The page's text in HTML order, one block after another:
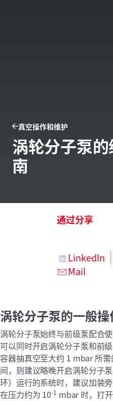
真空操作和维护
涡轮分子泵
南
通过分享
LinkedIn
Mail
涡轮分子泵的一般
涡轮分子泵始终与前级泵配合
可以同时开启涡轮分子泵和前
容器抽真空至大约 1 mbar 所
间，则建议略晚开启涡轮分子
环）运行的系统时，建议加装
在压力约为 10‑1 mbar 时，打